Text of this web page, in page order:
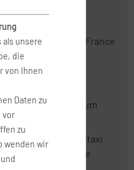
Air France
Air France
Nostrum
Air Urga
Air-taxi
europe
unsere
die
von Ihnen
Daten zu
vor
zu
wenden wir